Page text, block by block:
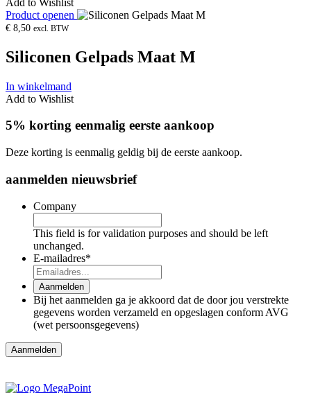
Product openen
€ 8,50 excl. BTW
Siliconen Gelpads Maat M
In winkelmand
Add to Wishlist
5% korting eenmalig eerste aankoop
Deze korting is eenmalig geldig bij de eerste aankoop.
aanmelden nieuwsbrief
Company
This field is for validation purposes and should be left
unchanged.
E-mailadres*
Aanmelden
Bij het aanmelden ga je akkoord dat de door jou verstrekte
gegevens worden verzameld en opgeslagen conform AVG
(wet persoonsgegevens)
Aanmelden